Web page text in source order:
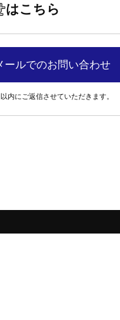
はこちら
ールでのお問い合わせ
内にご返信させていただきます。